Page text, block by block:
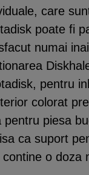
care
poate fi
numai
pentru
colorat
piesa
ca suport
o doza